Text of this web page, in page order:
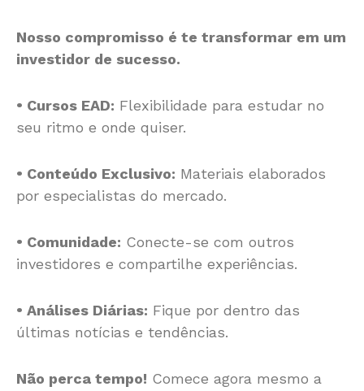
Nosso compromisso é te transformar em um
investidor de sucesso.
• Cursos EAD: Flexibilidade para estudar no
seu ritmo e onde quiser.
• Conteúdo Exclusivo: Materiais elaborados
por especialistas do mercado.
• Comunidade: Conecte-se com outros
investidores e compartilhe experiências.
• Análises Diárias: Fique por dentro das
últimas notícias e tendências.
Não perca tempo! Comece agora mesmo a